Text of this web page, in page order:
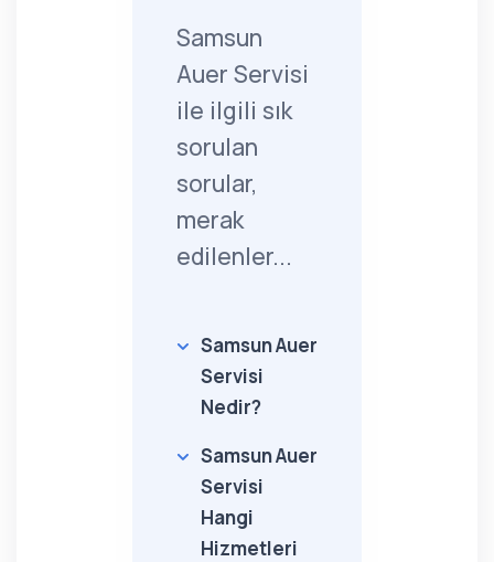
Samsun
Auer Servisi
ile ilgili sık
sorulan
sorular,
merak
edilenler...
Samsun Auer
Servisi
Nedir?
Samsun Auer
Servisi
Hangi
Hizmetleri